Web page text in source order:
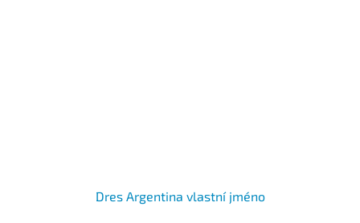
Dres Argentina vlastní jméno